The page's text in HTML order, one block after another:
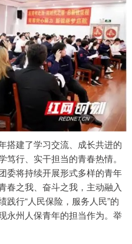
搭建了学习交流、成长共进的
行、实干担当的青春热情。
委将持续开展形式多样的青年
春之我、奋斗之我，主动融入
行“人民保险，服务人民”的
永州人保青年的担当作为。举